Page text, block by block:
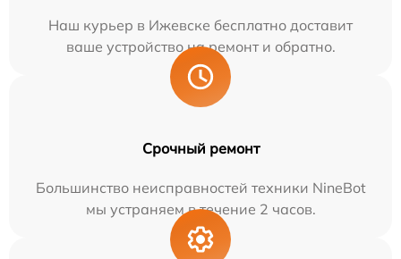
Наш курьер в Ижевске бесплатно доставит
ваше устройство на ремонт и обратно.
Срочный ремонт
Большинство неисправностей техники NineBot
мы устраняем в течение 2 часов.